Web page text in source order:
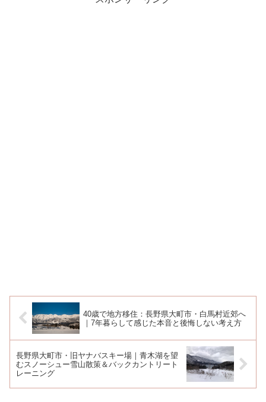
か迷っている人」に向けての判断・検討
40歳で地方移住：長野県大町市・白馬村近郊へ
｜7年暮らして感じた本音と後悔しない考え方
長野県大町市・旧ヤナバスキー場｜青木湖を望
むスノーシュー雪山散策＆バックカントリート
レーニング